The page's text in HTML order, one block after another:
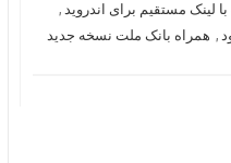
لینک مستقیم برای اندروید ,
, همراه بانک ملت نسخه جدید